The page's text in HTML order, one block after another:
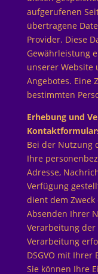
aufgerufenen
übertragene
Provider. Diese
Gewährleistung
unserer Website
Angebotes. Eine
bestimmten
Erhebung und
Bei der Nutzung
Ihre
Adresse,
Verfügung
dient dem
Absenden Ihrer
Verarbeitung
Verarbeitung
DSGVO mit Ihrer
Sie können Ihre